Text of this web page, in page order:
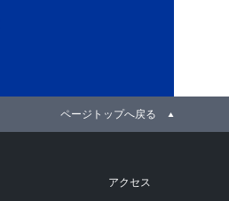
ページトップへ戻る
アクセス